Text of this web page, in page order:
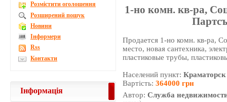
1-но комн. кв-ра,
Продается 1-но комн. кв-ра,
место, новая сантехника,
пластиковые трубы,
Населений пункт:Краматорск
Вартість:364000 грн
Автор:Служба
Розмістити оголошення
Розширений пошук
Новини
Інформери
Rss
Контакти
Інформація